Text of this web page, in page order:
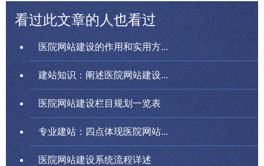
看过此文章的人也看过
医院网站建设的作用和实用方...
建站知识：阐述医院网站建设...
医院网站建设栏目规划一览表
专业建站：四点体现医院网站...
医院网站建设系统流程详述